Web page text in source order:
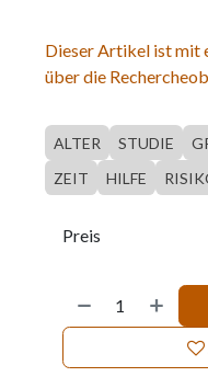
Dieser Artikel ist mit
über die
ALTER STUDIE
ZEIT
HILFE
Preis